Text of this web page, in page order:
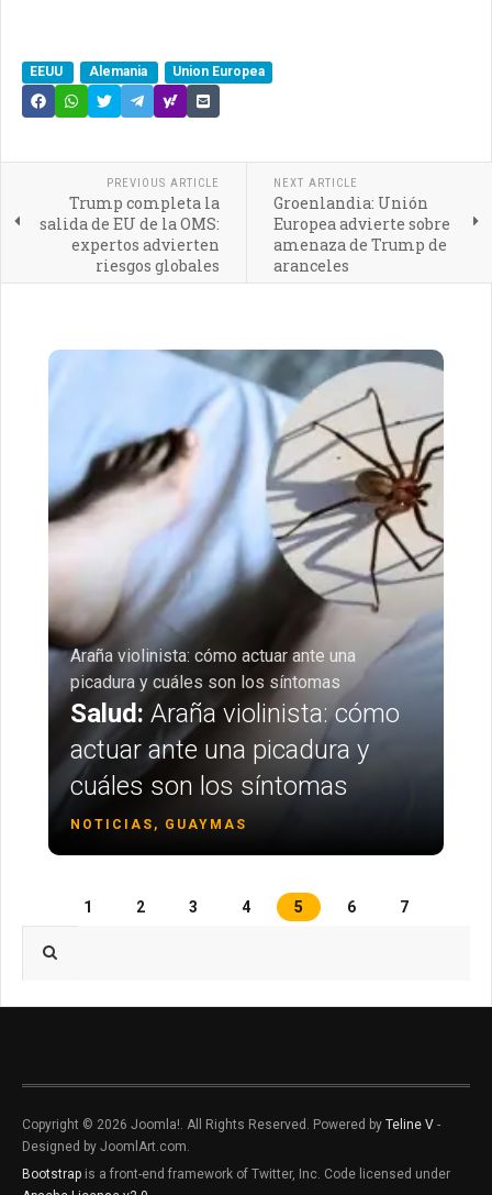
EEUU Alemania Union Europea
PREVIOUS ARTICLE
Trump completa la
salida de EU de la OMS:
expertos advierten
riesgos globales
NEXT ARTICLE
Groenlandia: Unión
Europea advierte sobre
amenaza de Trump de
aranceles
Araña violinista: cómo actuar ante una
picadura y cuáles son los síntomas
Salud: Araña violinista: cómo
actuar ante una picadura y
cuáles son los síntomas
NOTICIAS, GUAYMAS
1 2 3 4 5 6
7
Copyright © 2026 Joomla!. All Rights Reserved. Powered by Teline V -
Designed by JoomlArt.com.
Bootstrap is a front-end framework of Twitter, Inc. Code licensed under